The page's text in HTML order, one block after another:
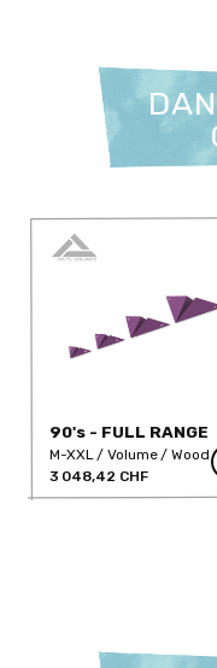
90's - FULL RANGE
M-XXL Volume
Wood
3 048,42 CHF